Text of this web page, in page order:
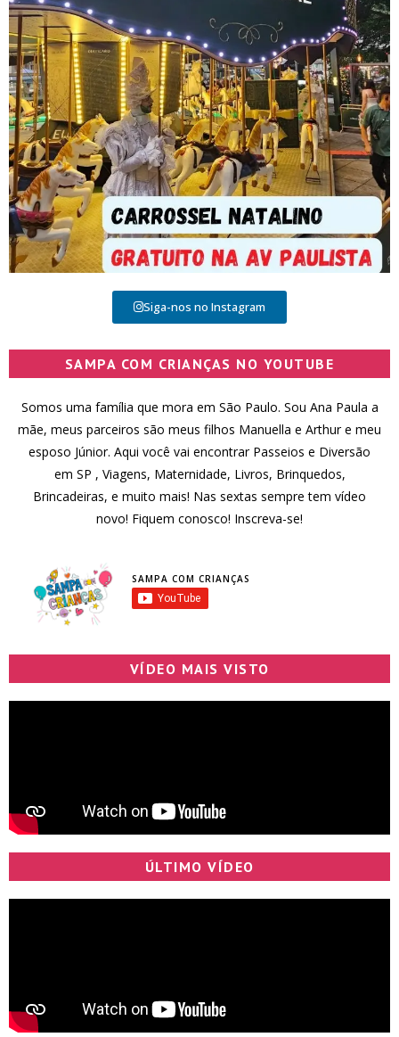
Siga-nos no Instagram
SAMPA COM CRIANÇAS NO YOUTUBE
Somos uma família que mora em São Paulo. Sou Ana Paula a
mãe, meus parceiros são meus filhos Manuella e Arthur e meu
esposo Júnior. Aqui você vai encontrar Passeios e Diversão
em SP , Viagens, Maternidade, Livros, Brinquedos,
Brincadeiras, e muito mais! Nas sextas sempre tem vídeo
novo! Fiquem conosco! Inscreva-se!
SAMPA COM CRIANÇAS
VÍDEO MAIS VISTO
ÚLTIMO VÍDEO